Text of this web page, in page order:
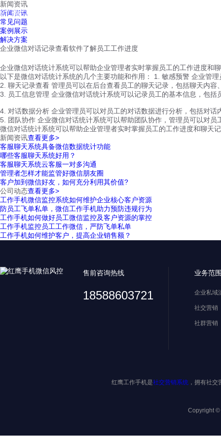
红鹰工作手机
新闻资讯
新闻资讯
常见问题
案例展示
解决方案
企业微信对话记录查看软件了解员工工作进度
企业微信对话统计系统可以帮助企业管理者实时掌握员工的工作进度和
以下是微信对话统计系统的几个主要功能和作用： 1. 敏感预警 企业管
2. 聊天记录查看 管理员可以在后台查看员工的聊天记录，包括聊天内
3. 员工信息管理 企业微信对话统计系统可以记录员工的基本信息，包
4. 对话数据分析 企业管理员可以对员工的对话数据进行分析，包括对
5. 团队协作 企业微信对话统计系统可以帮助团队协作，管理员可以对
微信对话统计系统可以帮助企业管理者实时掌握员工的工作进度和聊天
新闻资讯查看更多>
客服聊天系统具备微信数据统计功能
哪些客服聊天系统好用？
客服聊天系统云客服一对多沟通
管理者怎样才能监管好微信朋友圈
客户加到微信好友，如何充分利用其价值?
公司动态查看更多>
工作手机微信监控系统如何维护企业核心客户资源
防员工飞单私单，微信工作手机助力预防违规行为
工作手机如何做好员工微信监控及客户资源的掌控
工作手机监控员工工作微信，严防飞单私单
工作手机如何维护客户，提高企业销售额？
售前咨询热线
18588603721
业务范
企业私域
社交营销
社群营销
红鹰工作手机是社交营销系统 ，拥有社
Copyright ©